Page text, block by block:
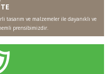
tasarım ve malzemeler ile dayanıklı ve
prensibimizdir.